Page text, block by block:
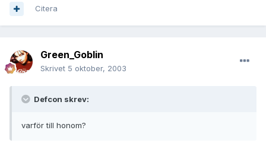
Citera
Green_Goblin
Skrivet 5 oktober, 2003
Defcon skrev:
varför till honom?